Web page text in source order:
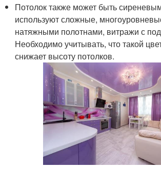
Потолок также может быть
используют сложные,
натяжными полотнами, витражи с
Необходимо учитывать, что такой
снижает высоту потолков.